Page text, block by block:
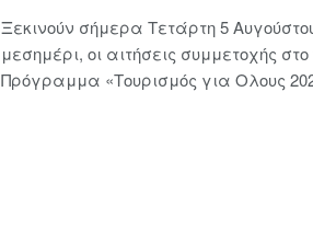
Ξεκινούν σήμερα Τετάρτη 5
μεσημέρι, οι αιτήσεις συμμετοχής
Πρόγραμμα «Τουρισμός για Ολους